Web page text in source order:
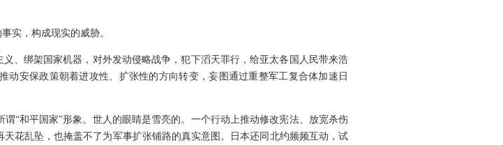
实，构成现实的威胁。
、绑架国家机器，对外发动侵略战争，犯下滔天罪行，给亚太各国人民带来浩
安保政策朝着进攻性、扩张性的方向转变，妄图通过重整军工复合体加速日
“和平国家”形象。世人的眼睛是雪亮的。一个行动上推动修改宪法、放宽杀伤
花乱坠，也掩盖不了为军事扩张铺路的真实意图。日本还同北约频频互动，试